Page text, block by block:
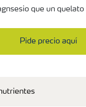
que un
el cultivo da un
admite muchas
Pide precio aquí